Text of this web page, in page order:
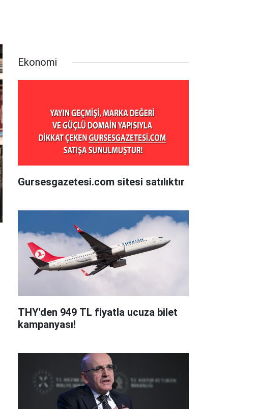
Ekonomi
Gursesgazetesi.com sitesi satılıktır
THY'den 949 TL fiyatla ucuza bilet
kampanyası!